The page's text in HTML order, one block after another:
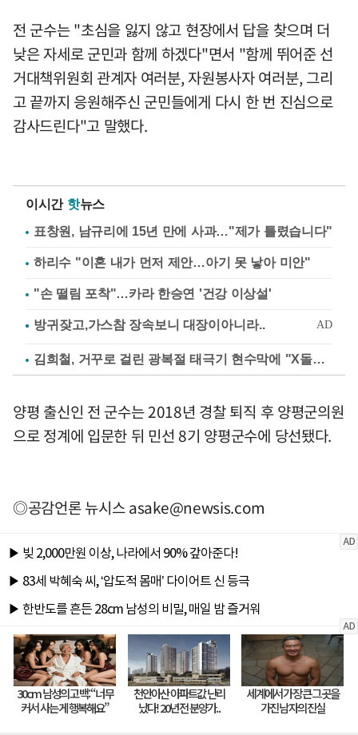
전 군수는 "초심을 잃지 않고 현장에서 답을 찾으며 더
낮은 자세로 군민과 함께 하겠다"면서 "함께 뛰어준 선
거대책위원회 관계자 여러분, 자원봉사자 여러분, 그리
고 끝까지 응원해주신 군민들에게 다시 한 번 진심으로
감사드린다"고 말했다.
이시간 핫뉴스
표창원, 남규리에 15년 만에 사과…"제가 틀렸습니다"
하리수 "이혼 내가 먼저 제안…아기 못 낳아 미안"
"손 떨림 포착"…카라 한승연 '건강 이상설'
김희철, 거꾸로 걸린 광복절 태극기 현수막에 "X돌았네"
양평 출신인 전 군수는 2018년 경찰 퇴직 후 양평군의원
으로 정계에 입문한 뒤 민선 8기 양평군수에 당선됐다.
◎공감언론 뉴시스asake@newsis.com